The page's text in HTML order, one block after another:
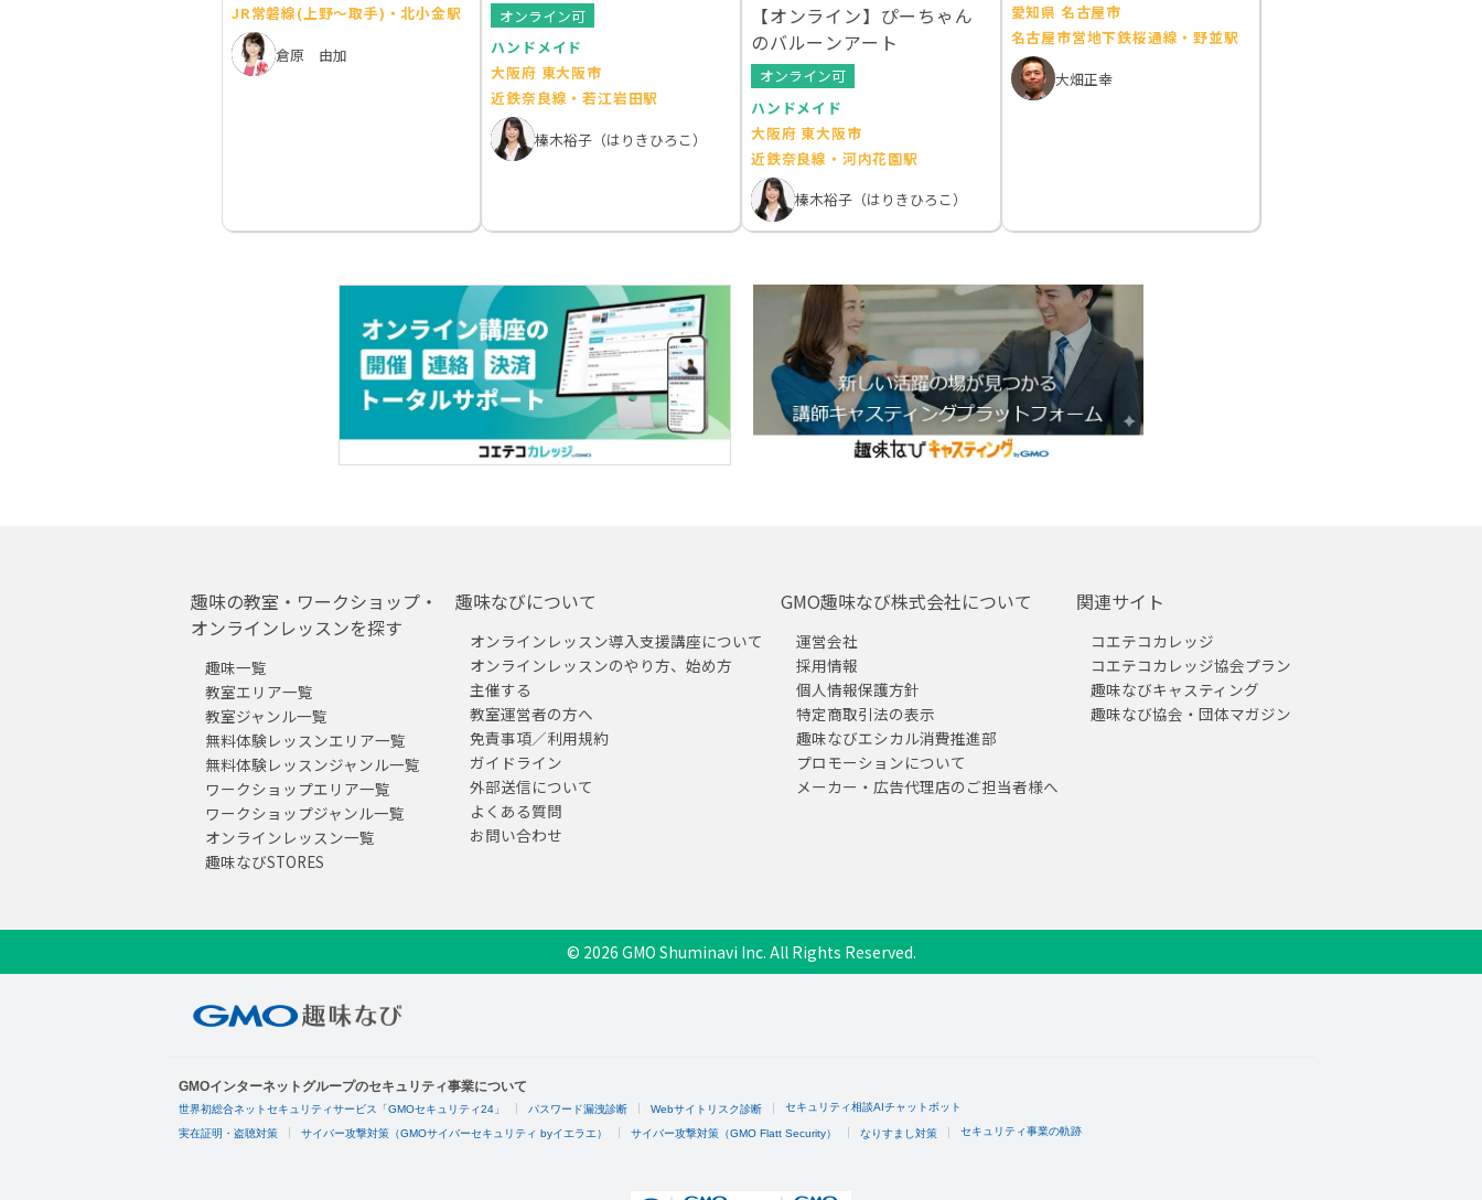
JR常磐線(上野～取手)・北小金駅
倉原 由加
オンライン可
ハンドメイド
大阪府 東大阪市
近鉄奈良線・若江岩田駅
榛木裕子（はりきひろこ）
【オンライン】ぴーちゃん
のバルーンアート
オンライン可
ハンドメイド
大阪府 東大阪市
近鉄奈良線・河内花園駅
榛木裕子（はりきひろこ）
愛知県 名古屋市
名古屋市営地下鉄桜通線・野並駅
大畑正幸
趣味の教室・ワークショップ・
オンラインレッスンを探す
趣味一覧
教室エリア一覧
教室ジャンル一覧
無料体験レッスンエリア一覧
無料体験レッスンジャンル一覧
ワークショップエリア一覧
ワークショップジャンル一覧
オンラインレッスン一覧
趣味なびSTORES
趣味なびについて
オンラインレッスン導入支援講座について
オンラインレッスンのやり方、始め方
主催する
教室運営者の方へ
免責事項／利用規約
ガイドライン
外部送信について
よくある質問
お問い合わせ
GMO趣味なび株式会社について
運営会社
採用情報
個人情報保護方針
特定商取引法の表示
趣味なびエシカル消費推進部
プロモーションについて
メーカー・広告代理店のご担当者様へ
関連サイト
コエテコカレッジ
コエテコカレッジ協会プラン
趣味なびキャスティング
趣味なび協会・団体マガジン
© 2026 GMO Shuminavi Inc. All Rights Reserved.